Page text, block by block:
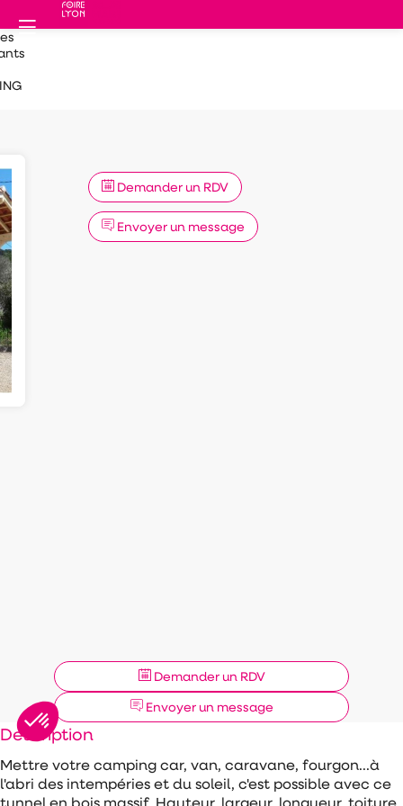
Demander un RDV
Envoyer un message
Demander un RDV
Envoyer un message
Description
Mettre votre camping car, van, caravane, fourgon...à
l'abri des intempéries et du soleil, c'est possible avec ce